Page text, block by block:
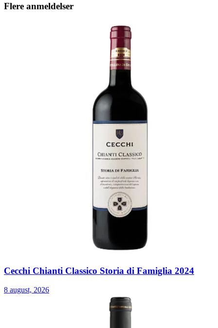
Flere anmeldelser
Cecchi Chianti Classico Storia di Famiglia 2024
8 august, 2026